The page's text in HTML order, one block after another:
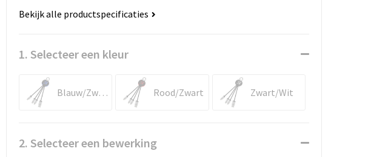
Bekijk alle productspecificaties
1. Selecteer een kleur
Blauw/Zwart Rood/Zwart Zwart/Wit
2. Selecteer een bewerking